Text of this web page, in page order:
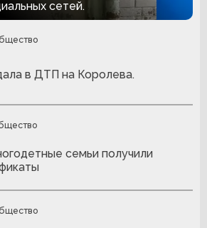
сетей.
в ДТП на Королева.
семьи получили